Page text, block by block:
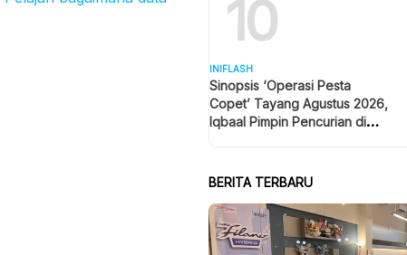
10
INIFLASH
Sinopsis ‘Operasi Pesta
Copet’ Tayang Agustus 2026,
Iqbaal Pimpin Pencurian di
BERITA TERBARU